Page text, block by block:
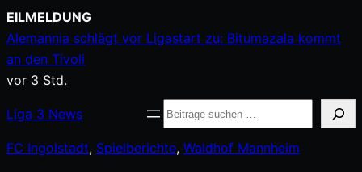
Zum
Inhalt
springen
EILMELDUNG
Alemannia schlägt vor Ligastart zu: Bitumazala kommt
an den Tivoli
vor 3 Std.
Liga 3 News Suche
FC Ingolstadt, Spielberichte, Waldhof Mannheim